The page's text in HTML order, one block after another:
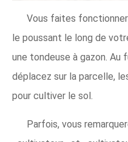
Vous faites
le poussant le long de
une tondeuse à gazon. Au
déplacez sur la parcelle,
pour cultiver le sol.
Parfois, vous